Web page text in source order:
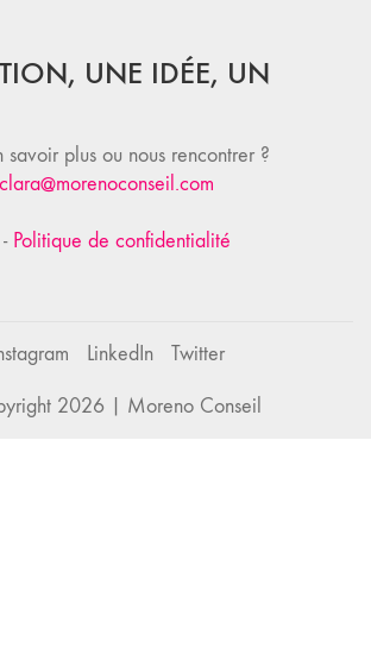
UNE IDÉE, UN
savoir plus ou nous rencontrer ?
clara@morenoconseil.com
- Politique de confidentialité
LinkedIn Twitter
2026 | Moreno Conseil